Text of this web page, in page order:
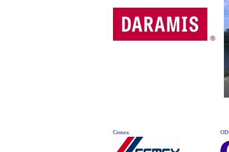
Cemex